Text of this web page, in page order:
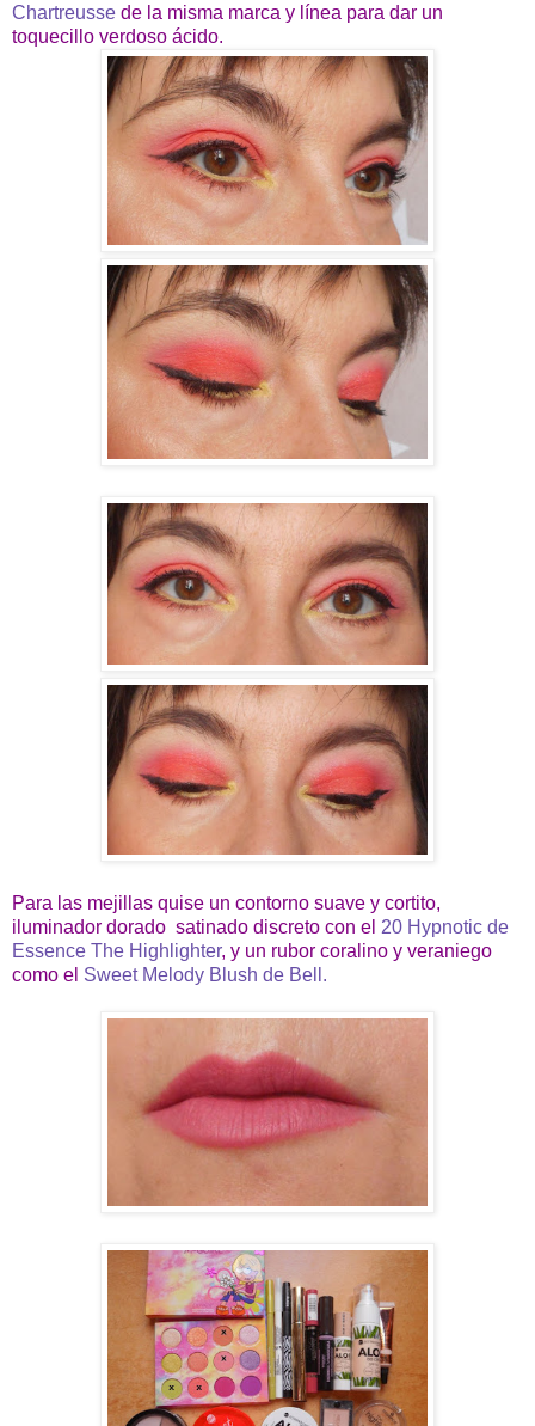
Chartreusse de la misma marca y línea para dar un
toquecillo verdoso ácido.
Para las mejillas quise un contorno suave y cortito,
iluminador dorado satinado discreto con el 20 Hypnotic de
Essence The Highlighter, y un rubor coralino y veraniego
como el Sweet Melody Blush de Bell.